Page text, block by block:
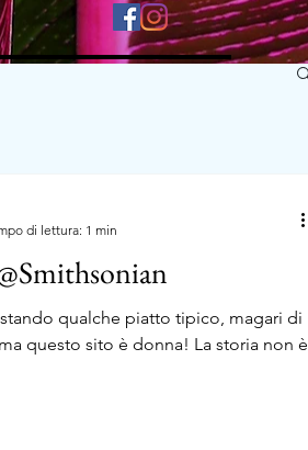
qualche piatto tipico, magari di
questo sito è donna! La storia non è
di lettura: 1 min